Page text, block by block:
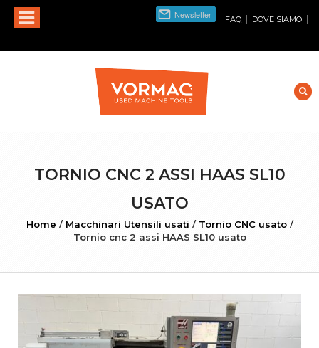
FAQ | DOVE SIAMO |
TORNIO CNC 2 ASSI HAAS SL10
USATO
Home / Macchinari Utensili usati / Tornio CNC usato /
Tornio cnc 2 assi HAAS SL10 usato